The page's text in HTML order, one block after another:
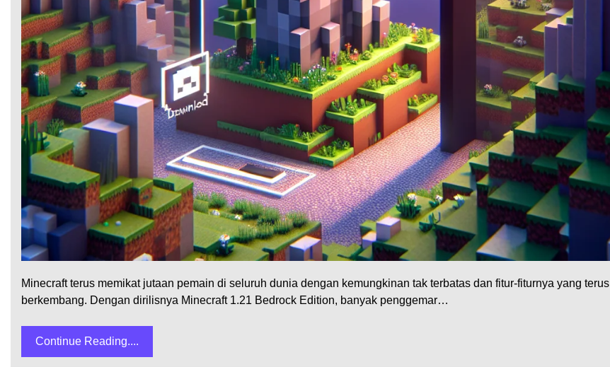
Minecraft terus memikat jutaan pemain di seluruh dunia dengan kemungkinan tak terbatas dan fitur-fiturnya yang terus
berkembang. Dengan dirilisnya Minecraft 1.21 Bedrock Edition, banyak penggemar…
Continue Reading....